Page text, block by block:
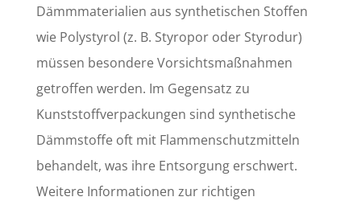
Dämmmaterialien aus synthetischen Stoffen
wie Polystyrol (z. B. Styropor oder Styrodur)
müssen besondere Vorsichtsmaßnahmen
getroffen werden. Im Gegensatz zu
Kunststoffverpackungen sind synthetische
Dämmstoffe oft mit Flammenschutzmitteln
behandelt, was ihre Entsorgung erschwert.
Weitere Informationen zur richtigen